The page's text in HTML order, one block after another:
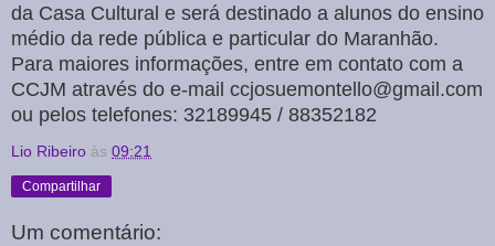
da Casa Cultural e será destinado a alunos do ensino
médio da rede pública e particular do Maranhão.
Para maiores informações, entre em contato com a
CCJM através do e-mail ccjosuemontello@gmail.com
ou pelos telefones: 32189945 / 88352182
Lio Ribeiro às 09:21
Compartilhar
Um comentário: